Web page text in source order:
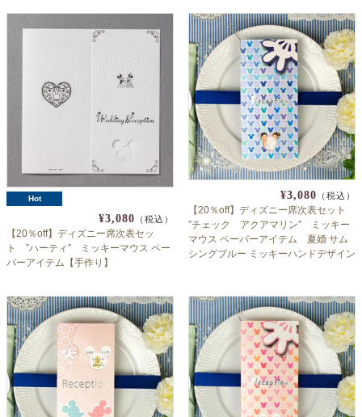
ュ 大人婚【手作り】
Hot
¥3,080 （税込）
【20％off】ディズニー席次表セッ
ト ”ハーティ” ミッキーマウス ペー
パーアイテム【手作り】
¥3,080 （税込）
【20％off】ディズニー席次表セット
”チェック アクアマリン” ミッキー
マウス ペーパーアイテム 夏婚 サム
シングブルー ミッキーハンドデザイン